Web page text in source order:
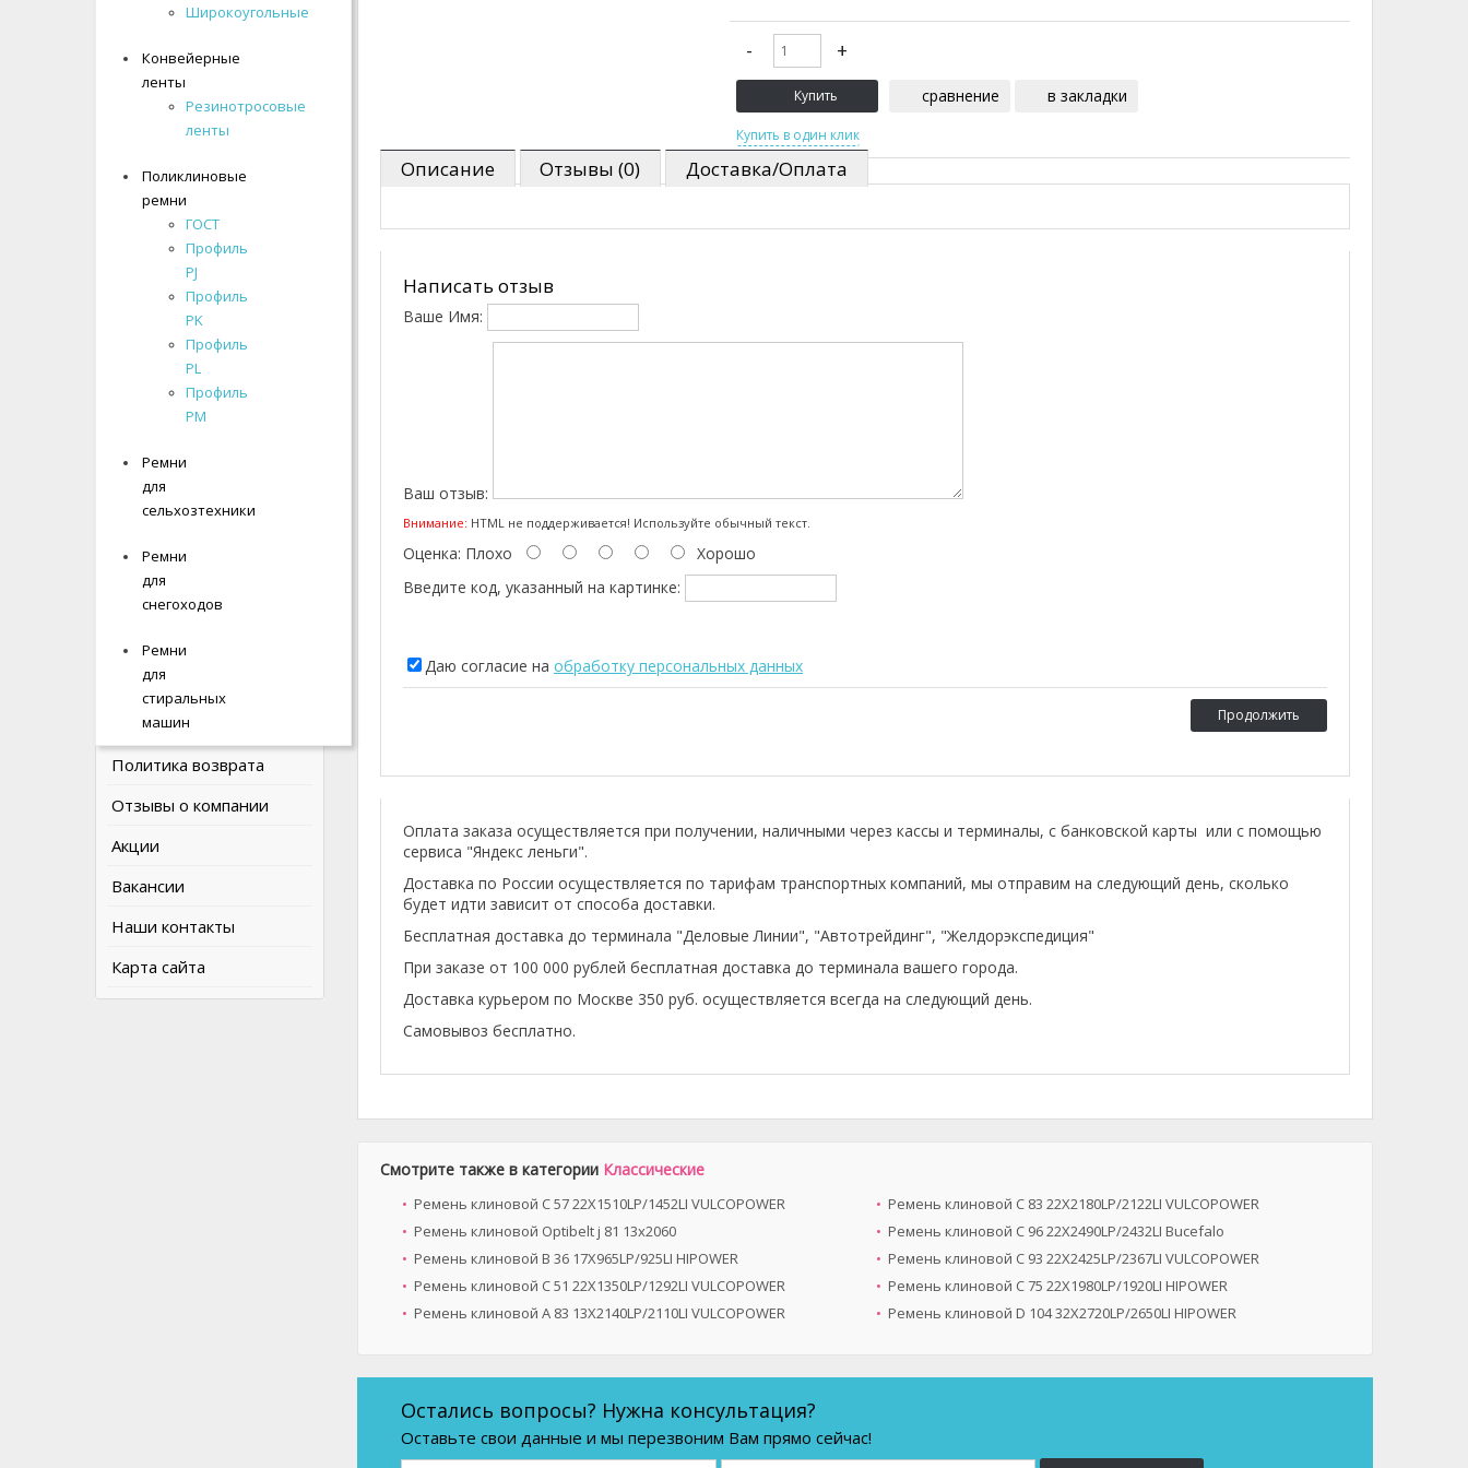
Широкоугольные
Конвейерные
ленты
Резинотросовые
ленты
Поликлиновые
ремни
ГОСТ
Профиль
PJ
Профиль
PK
Профиль
PL
Профиль
PM
Ремни
для
сельхозтехники
Ремни
для
снегоходов
Ремни
для
стиральных
машин
Широкоугольные
Конвейерные
ленты
Резинотросовые
ленты
Поликлиновые
ремни
ГОСТ
Профиль
PJ
Профиль
PK
Профиль
PL
Профиль
PM
Ремни
для
сельхозтехники
Ремни
для
снегоходов
Ремни
для
стиральных
машин
- Многоручьевые
Конвейерные ленты
Линейные
направляющие
Подшипники
Поликлиновые ремни
Ремни для автомобилей
Ремни для
сельхозтехники
Ремни для снегоходов
Ремни для стиральных
ИНФОРМАЦИЯ
О компании
Наши соцсети
Оплата и доставка
Политика Безопасности
Условия соглашения
Политика возврата
Отзывы о компании
Акции
Вакансии
Наши контакты
Карта сайта
сравнение в закладки
Описание Отзывы (0) Доставка/Оплата
Написать отзыв
Ваше Имя:
Ваш отзыв:
Внимание: HTML не поддерживается! Используйте обычный текст.
Оценка: Плохо
Хорошо
Введите код, указанный на картинке:
Даю согласие на обработку персональных данных
Продолжить
Оплата заказа осуществляется при получении, наличными через кассы и терминалы, с банковской карты или с помощью
сервиса "Яндекс леньги".
Доставка по России осуществляется по тарифам транспортных компаний, мы отправим на следующий день, сколько
будет идти зависит от способа доставки.
Бесплатная доставка до терминала "Деловые Линии", "Автотрейдинг", "Желдорэкспедиция"
При заказе от 100 000 рублей бесплатная доставка до терминала вашего города.
Доставка курьером по Москве 350 руб. осуществляется всегда на следующий день.
Самовывоз бесплатно.
Смотрите также в категории Классические
Ремень клиновой C 57 22X1510LP/1452LI VULCOPOWER
Ремень клиновой C 83 22X2180LP/2122LI VULCOPOWER
Ремень клиновой Optibelt ј 81 13х2060
Ремень клиновой C 96 22X2490LP/2432LI Bucefalo
Ремень клиновой B 36 17X965LP/925LI HIPOWER
Ремень клиновой C 93 22X2425LP/2367LI VULCOPOWER
Ремень клиновой C 51 22X1350LP/1292LI VULCOPOWER
Ремень клиновой C 75 22X1980LP/1920LI HIPOWER
Ремень клиновой A 83 13X2140LP/2110LI VULCOPOWER
Ремень клиновой D 104 32X2720LP/2650LI HIPOWER
Остались вопросы? Нужна консультация?
Оставьте свои данные и мы перезвоним Вам прямо сейчас!